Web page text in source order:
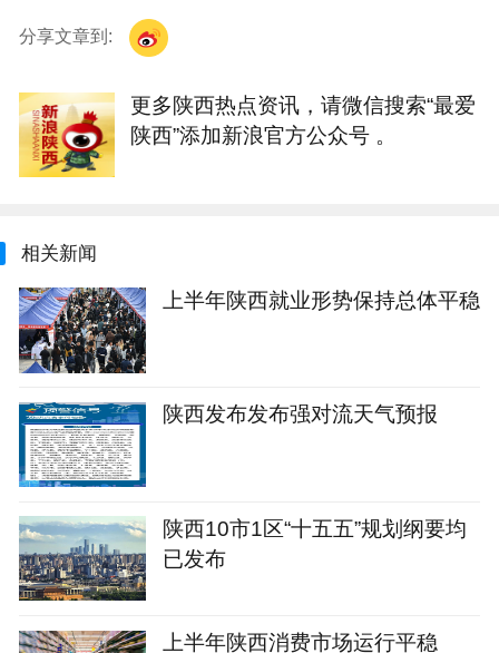
分享文章到:
更多陕西热点资讯，请微信搜索“最爱
陕西”添加新浪官方公众号 。
相关新闻
上半年陕西就业形势保持总体平稳
陕西发布发布强对流天气预报
陕西10市1区“十五五”规划纲要均
已发布
上半年陕西消费市场运行平稳